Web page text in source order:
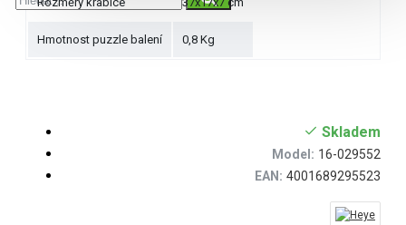
Hmotnost puzzle balení 0,8 Kg
Skladem
Model: 16-029552
EAN: 4001689295523